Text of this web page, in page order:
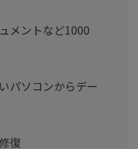
メントなど1000
パソコンからデー
復